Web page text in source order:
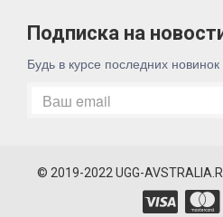
Подписка на
Будь в курсе последних
© 2019-2022 UGG-